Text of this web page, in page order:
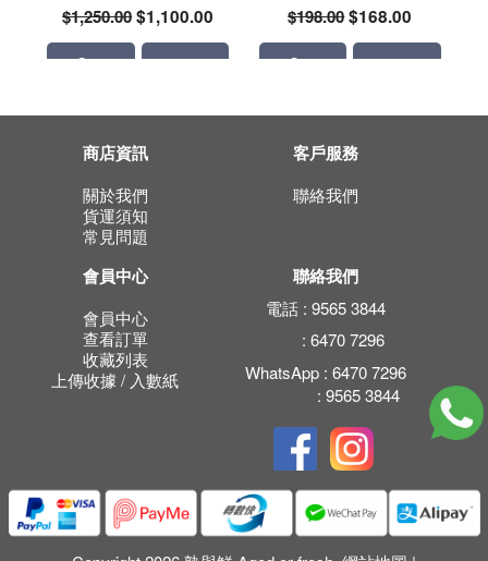
$1,250.00$1,100.00
$198.00$168.00
商店資訊
關於我們
貨運須知
常見問題
客戶服務
聯絡我們
會員中心
會員中心
查看訂單
收藏列表
上傳收據 / 入數紙
聯絡我們
電話 :9565 3844
:6470 7296
WhatsApp :6470 7296
:9565 3844